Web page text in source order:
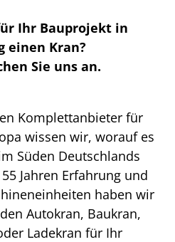
Ihr Bauprojekt in
einen Kran?
Sie uns an.
Komplettanbieter für
wissen wir, worauf es
Süden Deutschlands
Jahren Erfahrung und
haben wir
Autokran, Baukran,
Ladekran für Ihr